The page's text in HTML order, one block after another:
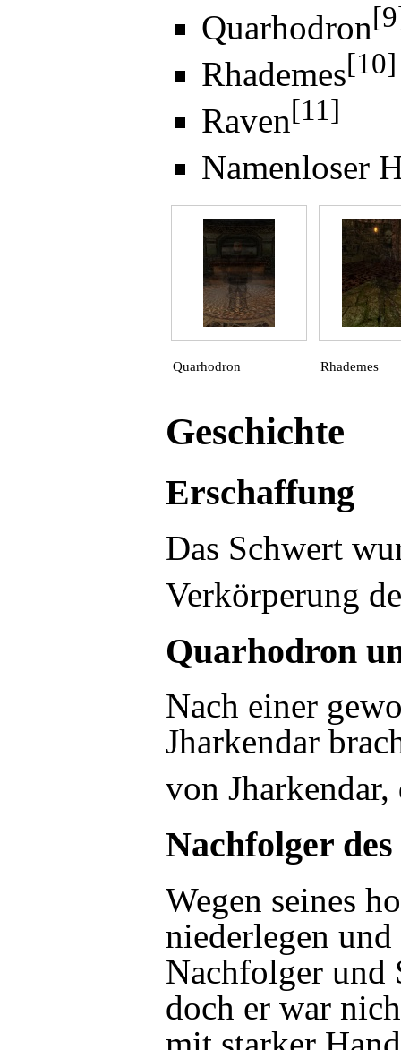
Quarhodron
Rhademes[10]
Raven[11]
Namenloser
Quarhodron Rhademes
Geschichte
Erschaffung
Das Schwert
Verkörperung
Quarhodron
Nach einer
Jharkendar
von Jharkendar,
Nachfolger
Wegen seines
niederlegen
Nachfolger und
doch er war